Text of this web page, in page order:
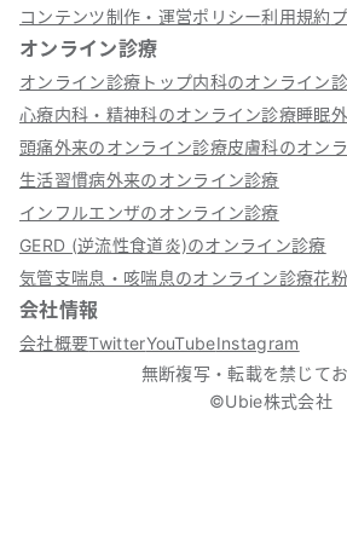
コンテンツ制作・運営ポリシー利用規約
オンライン診療
オンライン診療トップ内科のオンライン
心療内科・精神科のオンライン診療睡眠
頭痛外来のオンライン診療皮膚科のオン
生活習慣病外来のオンライン診療
インフルエンザのオンライン診療
GERD (逆流性食道炎)のオンライン診療
気管支喘息・咳喘息のオンライン診療花
会社情報
会社概要TwitterYouTubeInstagram
無断複写・転載を禁じて
©Ubie株式会社